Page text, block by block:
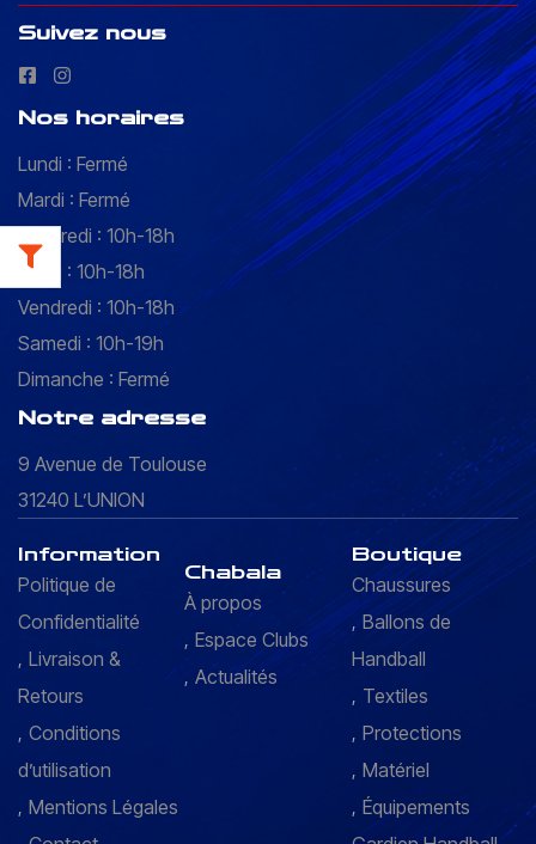
Suivez nous
Nos horaires
Lundi : Fermé
Mardi : Fermé
Mercredi : 10h-18h
Jeudi : 10h-18h
Vendredi : 10h-18h
Samedi : 10h-19h
Dimanche : Fermé
Notre adresse
9 Avenue de Toulouse
31240 L’UNION
Information
Politique de
Confidentialité
Livraison &
Retours
Conditions
d’utilisation
Mentions Légales
Chabala
À propos
Espace Clubs
Actualités
Boutique
Chaussures
Ballons de
Handball
Textiles
Protections
Matériel
Équipements